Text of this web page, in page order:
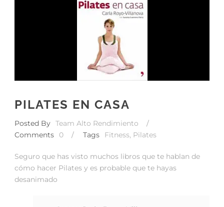
PILATES EN CASA
Posted By Team Alto Rendimiento
/
Comments
0 / Tags Fitness, Pilates
Seguro que has visto muchos libros que te hablan de
cómo hacer Pilates y es probable que te hayas
desanimado